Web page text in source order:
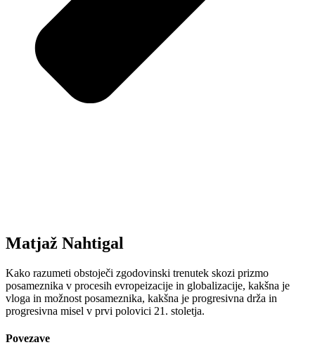
Matjaž Nahtigal
Kako razumeti obstoječi zgodovinski trenutek skozi prizmo
posameznika v procesih evropeizacije in globalizacije, kakšna je
vloga in možnost posameznika, kakšna je progresivna drža in
progresivna misel v prvi polovici 21. stoletja.
Povezave